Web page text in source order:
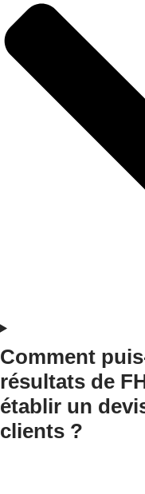
Comment
résultats de
établir un
clients ?